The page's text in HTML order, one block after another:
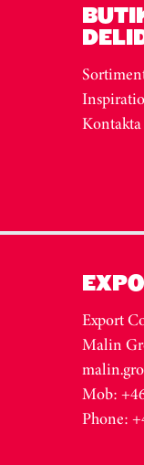
Kontakta
Export
Malin
Mob:
Phone: